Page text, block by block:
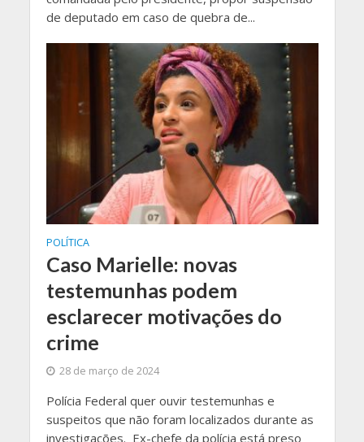
de deputado em caso de quebra de...
POLÍTICA
Caso Marielle: novas
testemunhas podem
esclarecer motivações do
crime
28 de março de 2024
Polícia Federal quer ouvir testemunhas e
suspeitos que não foram localizados durante as
investigações. Ex-chefe da polícia está preso